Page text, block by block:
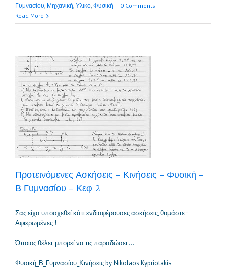
Γυμνασίου, Μηχανική, Υλικό, Φυσική | 0 Comments
Read More
Προτεινόμενες Ασκήσεις – Κινήσεις – Φυσική –
Β Γυμνασίου – Κεφ 2
Σας είχα υποσχεθεί κάτι ενδιαφέρουσες ασκήσεις, θυμάστε ;;
Αφιερωμένες !
Όποιος θέλει, μπορεί να τις παραδώσει …
Φυσική_Β_Γυμνασίου_Κινήσεις by Nikolaos Kypriotakis